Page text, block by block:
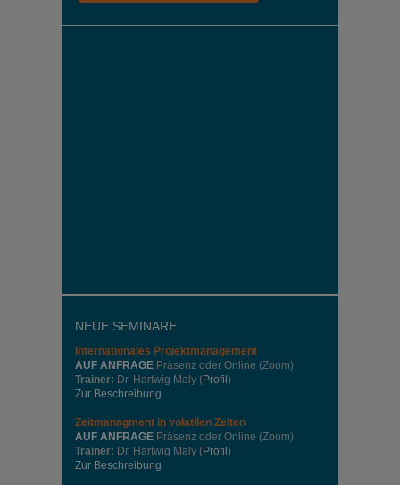
NEUE SEMINARE
Internationales Projektmanagement
AUF ANFRAGE Präsenz oder Online (Zoom)
Trainer: Dr. Hartwig Maly (Profil )
Zur Beschreibung
Zeitmanagment in volatilen Zeiten
AUF ANFRAGE Präsenz oder Online (Zoom)
Trainer: Dr. Hartwig Maly (Profil )
Zur Beschreibung